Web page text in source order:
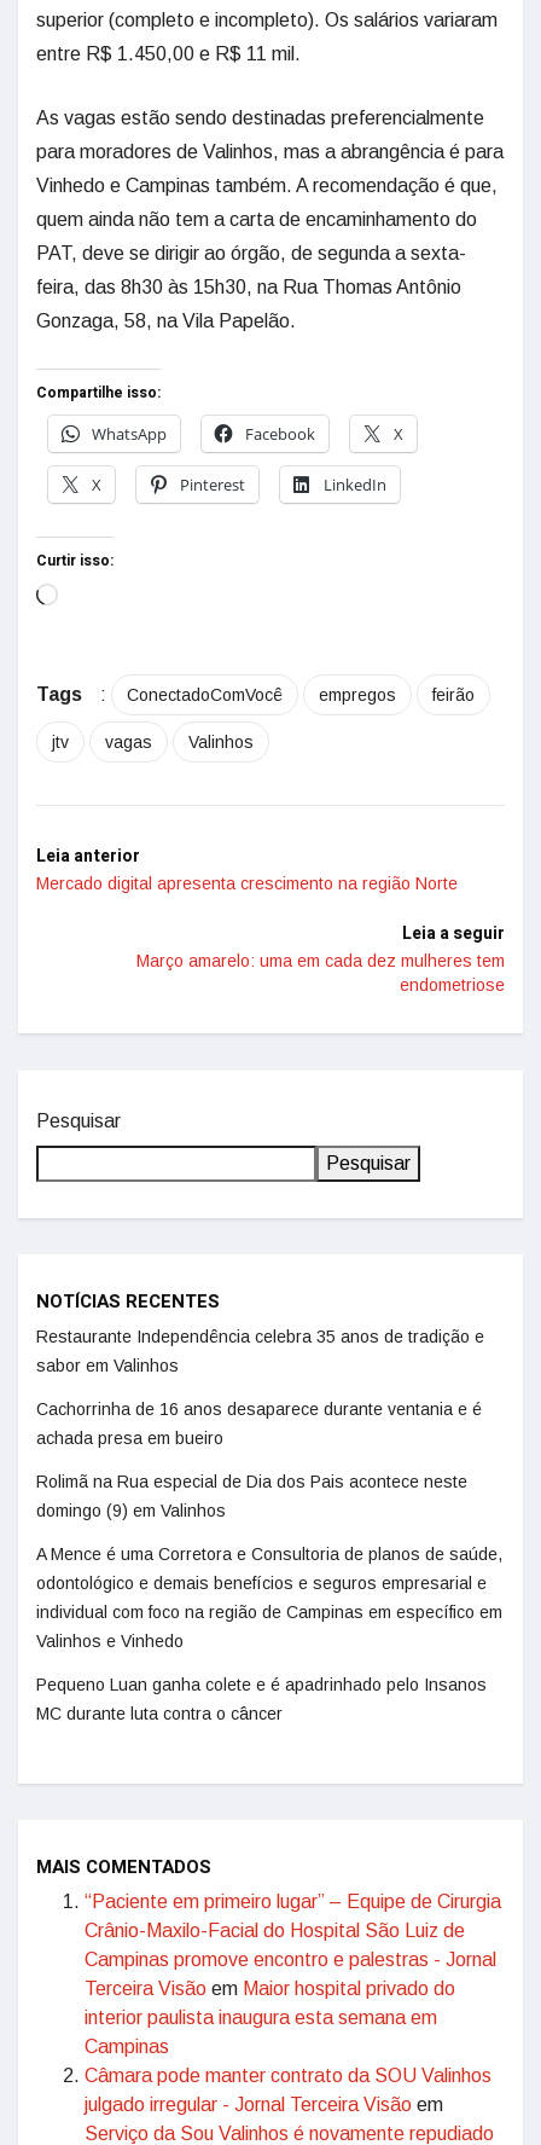
superior (completo e incompleto). Os salários variaram
entre R$ 1.450,00 e R$ 11 mil.
As vagas estão sendo destinadas preferencialmente
para moradores de Valinhos, mas a abrangência é para
Vinhedo e Campinas também. A recomendação é que,
quem ainda não tem a carta de encaminhamento do
PAT, deve se dirigir ao órgão, de segunda a sexta-
feira, das 8h30 às 15h30, na Rua Thomas Antônio
Gonzaga, 58, na Vila Papelão.
Compartilhe isso:
WhatsApp
Facebook X
X Pinterest LinkedIn
Curtir isso:
Tags : ConectadoComVocê empregos feirão
jtv vagas Valinhos
Leia anterior
Mercado digital apresenta crescimento na região Norte
Leia a seguir
Março amarelo: uma em cada dez mulheres tem
endometriose
Pesquisar
Pesquisar
NOTÍCIAS RECENTES
Restaurante Independência celebra 35 anos de tradição e
sabor em Valinhos
Cachorrinha de 16 anos desaparece durante ventania e é
achada presa em bueiro
Rolimã na Rua especial de Dia dos Pais acontece neste
domingo (9) em Valinhos
A Mence é uma Corretora e Consultoria de planos de saúde,
odontológico e demais benefícios e seguros empresarial e
individual com foco na região de Campinas em específico em
Valinhos e Vinhedo
Pequeno Luan ganha colete e é apadrinhado pelo Insanos
MC durante luta contra o câncer
MAIS COMENTADOS
“Paciente em primeiro lugar” – Equipe de Cirurgia
Crânio-Maxilo-Facial do Hospital São Luiz de
Campinas promove encontro e palestras - Jornal
Terceira Visão em Maior hospital privado do
interior paulista inaugura esta semana em
Campinas
Câmara pode manter contrato da SOU Valinhos
julgado irregular - Jornal Terceira Visão em
Serviço da Sou Valinhos é novamente repudiado